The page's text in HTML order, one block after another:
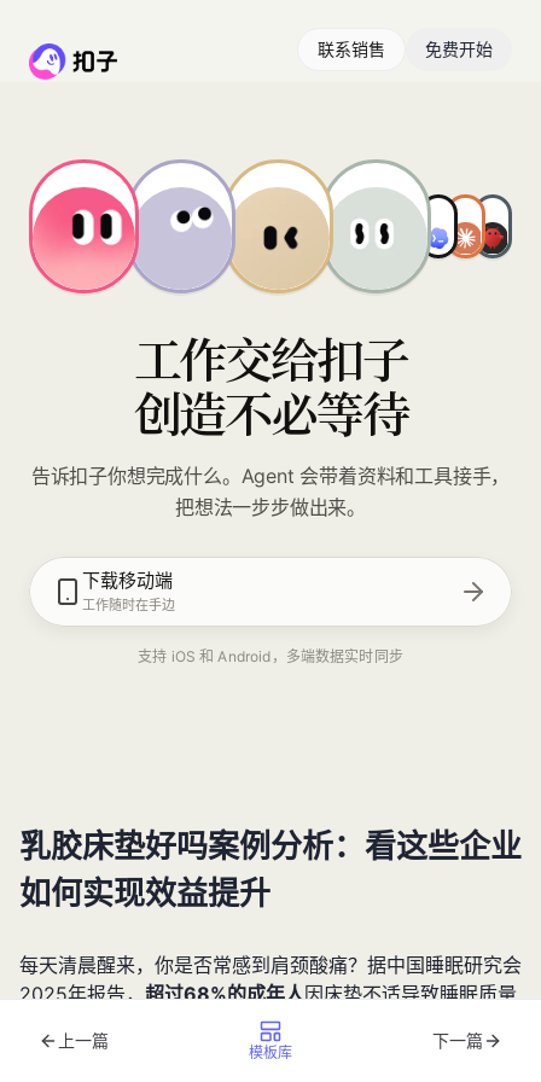
联系销售 免费开始
工作交给扣子
创造不必等待
告诉扣子你想完成什么。Agent 会带着资料和工具接手，
把想法一步步做出来。
下载移动端
工作随时在手边
支持 iOS 和 Android，多端数据实时同步
乳胶床垫好吗案例分析：看这些企业
如何实现效益提升
每天清晨醒来，你是否常感到肩颈酸痛？据中国睡眠研究会
2025年报告， 超过68%的成年人因床垫不适导致睡眠质量
下降。面对市场上琳琅满目的寝具产品，消费者不禁会问：
乳胶床垫好吗
？本文将通过2025年最新行业数据与头部企
上一篇
模板库
下一篇